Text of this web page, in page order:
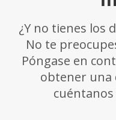
¿Y no tienes los
No te
Póngase en
obtener una